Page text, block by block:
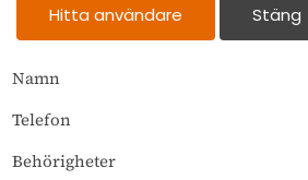
Namn
Telefon
Behörigheter